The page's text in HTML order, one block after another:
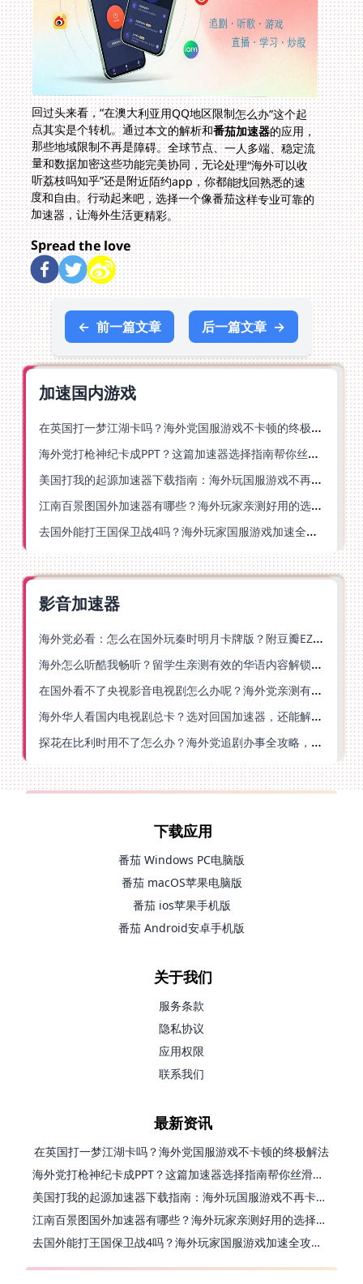
回过头来看，“在澳大利亚用QQ地区限制怎么办”这个起
点其实是个转机。通过本文的解析和番茄加速器的应用，
那些地域限制不再是障碍。全球节点、一人多端、稳定流
量和数据加密这些功能完美协同，无论处理“海外可以收
听荔枝吗知乎”还是附近陌约app，你都能找回熟悉的速
度和自由。行动起来吧，选择一个像番茄这样专业可靠的
加速器，让海外生活更精彩。
Spread the love
← 前一篇文章 后一篇文章 →
加速国内游戏
在英国打一梦江湖卡吗？海外党国服游戏不卡顿的终极解法
海外党打枪神纪卡成PPT？这篇加速器选择指南帮你丝滑上分
美国打我的起源加速器下载指南：海外玩国服游戏不再卡的终极方案
江南百景图国外加速器有哪些？海外玩家亲测好用的选择与避坑指南
去国外能打王国保卫战4吗？海外玩家国服游戏加速全攻略（附公主连结幻想江湖实测）
影音加速器
海外党必看：怎么在国外玩秦时明月卡牌版？附豆瓣EZCast地区限制破解法
海外怎么听酷我畅听？留学生亲测有效的华语内容解锁指南
在国外看不了央视影音电视剧怎么办呢？海外党亲测有效的回国加速方案
海外华人看国内电视剧总卡？选对回国加速器，还能解决菲律宾打不开反诈中心的问题
探花在比利时用不了怎么办？海外党追剧办事全攻略，选对加速器就够了
下载应用
番茄 Windows PC电脑版
番茄 macOS苹果电脑版
番茄 ios苹果手机版
番茄 Android安卓手机版
关于我们
服务条款
隐私协议
应用权限
联系我们
最新资讯
在英国打一梦江湖卡吗？海外党国服游戏不卡顿的终极解法
海外党打枪神纪卡成PPT？这篇加速器选择指南帮你丝滑上分
美国打我的起源加速器下载指南：海外玩国服游戏不再卡的终极方案
江南百景图国外加速器有哪些？海外玩家亲测好用的选择与避坑指南
去国外能打王国保卫战4吗？海外玩家国服游戏加速全攻略（附公主连结幻想江湖实测）